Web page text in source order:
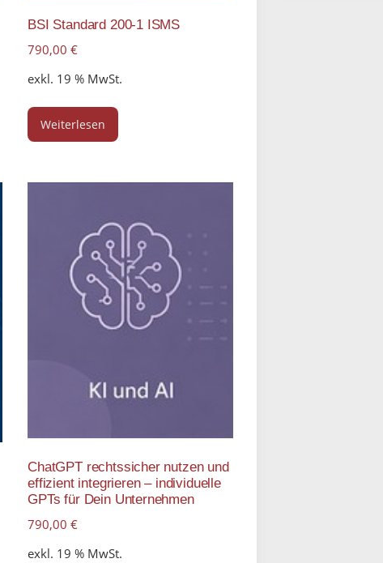
BSI Standard 200-1 ISMS
790,00€
exkl. 19 % MwSt.
Weiterlesen
ChatGPT rechtssicher nutzen und
effizient integrieren – individuelle
GPTs für Dein Unternehmen
790,00€
exkl. 19 % MwSt.